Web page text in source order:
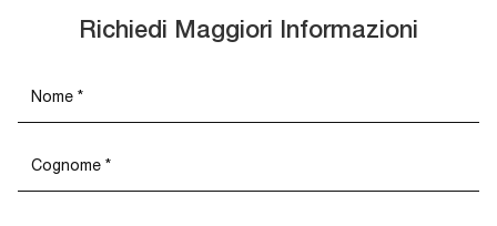
Richiedi Maggiori Informazioni